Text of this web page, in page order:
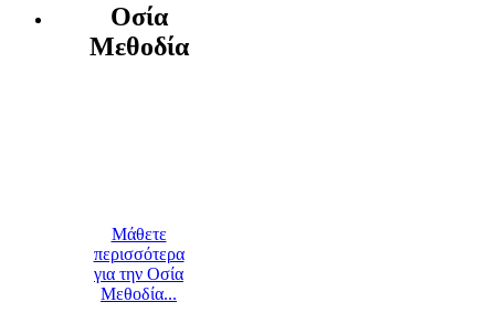
Οσία
Μεθοδία
Μάθετε
περισσότερα
για την Οσία
Μεθοδία...